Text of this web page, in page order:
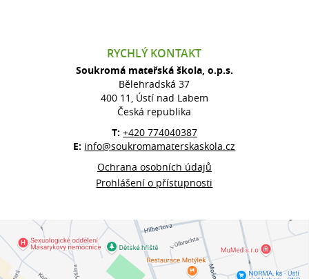
RYCHLÝ KONTAKT
Soukromá mateřská škola, o.p.s.
Bělehradská 37
400 11, Ústí nad Labem
Česká republika
T: +420 774040387
E: info@soukromamaterskaskola.cz
Ochrana osobních údajů
Prohlášení o přístupnosti